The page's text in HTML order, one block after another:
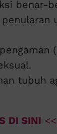
benar-
tubuh
DI SINI <<